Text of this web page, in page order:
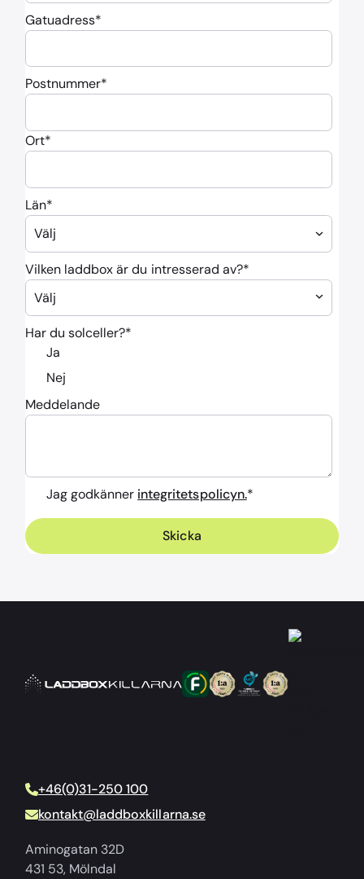
Gatuadress*
Postnummer*
Ort*
Län*
Vilken laddbox är du intresserad av?*
Har du solceller?*
Ja
Nej
Meddelande
Jag godkänner integritetspolicyn.*
+46(0)31-250 100
kontakt@laddboxkillarna.se
Aminogatan 32D
431 53, Mölndal